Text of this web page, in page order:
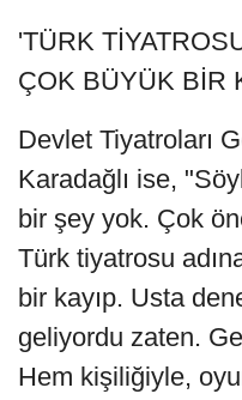
'TÜRK
ÇOK BÜYÜK BİR
Devlet Tiyatroları
Karadağlı ise,
bir şey yok. Çok
Türk tiyatrosu
bir kayıp. Usta
geliyordu zaten.
Hem kişiliğiyle,